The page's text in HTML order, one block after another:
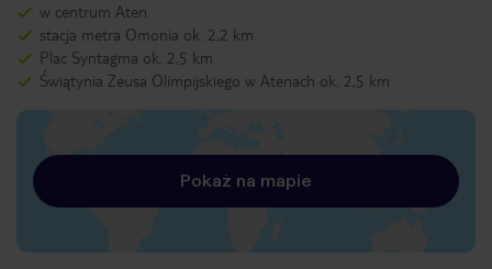
w centrum Aten
stacja metra Omonia ok. 2,2 km
Plac Syntagma ok. 2,5 km
Świątynia Zeusa Olimpijskiego w Atenach ok. 2,5 km
Pokaż na mapie